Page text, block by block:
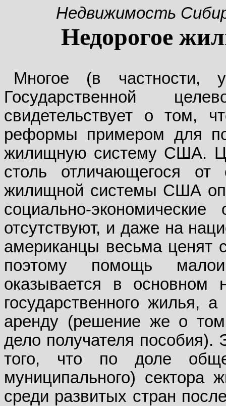
Недвижимость
Недорогое
Многое (в частности,
Государственной
свидетельствует о том,
реформы примером для
жилищную систему США.
столь отличающегося от
жилищной системы США
социально-
отсутствуют, и даже на
американцы весьма ценят
поэтому помощь
оказывается в
государственного
аренду (решение же о
дело получателя
того, что по доле
муниципального)
среди развитых стран